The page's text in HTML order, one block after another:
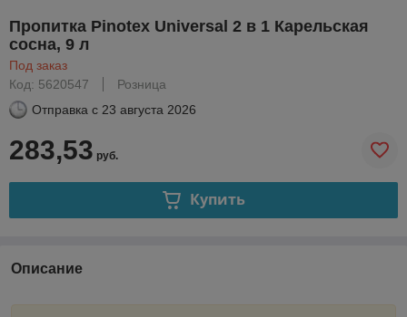
Пропитка Pinotex Universal 2 в 1 Карельская
сосна, 9 л
Под заказ
Код: 5620547
Розница
Отправка с 23 августа 2026
283,53 руб.
Купить
Описание